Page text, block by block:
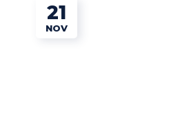
21
NOV